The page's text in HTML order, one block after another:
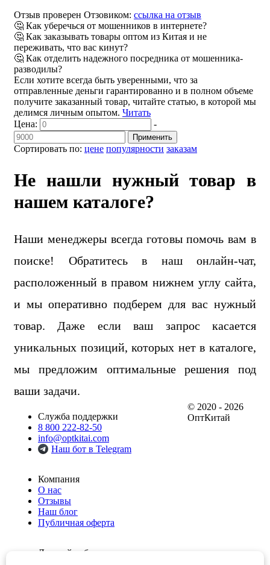
Отзыв проверен Отзовиком: ссылка на отзыв
🤔 Как уберечься от мошенников в интернете?
🤔 Как заказывать товары оптом из Китая и не
переживать, что вас кинут?
🤔 Как отделить надежного посредника от мошенника-
разводилы?
Если хотите всегда быть уверенными, что за
отправленные деньги гарантированно и в полном объеме
получите заказанный товар, читайте статью, в которой мы
делимся личным опытом. Читать
Сортировать по: цене популярности заказам
Цена: -
Применить
Не нашли нужный товар в
нашем каталоге?
Наши менеджеры всегда готовы помочь вам в
поиске! Обратитесь в наш онлайн-чат,
расположенный в правом нижнем углу сайта,
и мы оперативно подберем для вас нужный
товар. Даже если ваш запрос касается
уникальных позиций, которых нет в каталоге,
мы предложим оптимальные решения под
ваши задачи.
Служба поддержки
8 800 222-82-50
info@optkitai.com
Наш бот в Telegram
Компания
О нас
Отзывы
Наш блог
Публичная оферта
Личный кабинет
© 2020 - 2026
ОптКитай